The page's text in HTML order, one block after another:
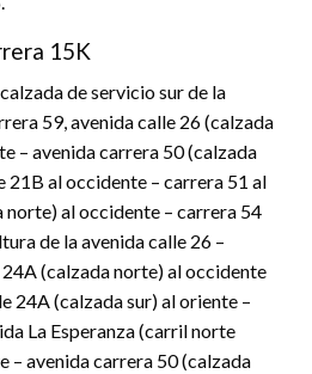
15K
de servicio sur de la
59, avenida calle 26 (calzada
– avenida carrera 50 (calzada
21B al occidente – carrera 51 al
norte) al occidente – carrera 54
de la avenida calle 26 –
(calzada norte) al occidente
24A (calzada sur) al oriente –
La Esperanza (carril norte
– avenida carrera 50 (calzada